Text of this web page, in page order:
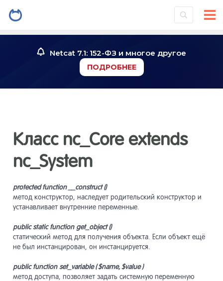
Netcat 7.1: 152-ФЗ и многое другое
ПОДРОБНЕЕ
Класс nc_Core extends
nc_System
protected function __construct ()
метод конструктор, наследует родительский конструктор и
устанавливает внутренние переменные.
public static function get_ object()
статический метод для получения объекта. Если объект ещё
не был инстанцирован, он инстанцируется.
public function set_ variable( $name, $value)
метод доступа, позволяет задать системную переменную